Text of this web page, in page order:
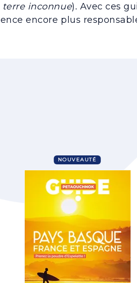
terre inconnue). Avec ces
encore plus
NOUVEAUTÉ